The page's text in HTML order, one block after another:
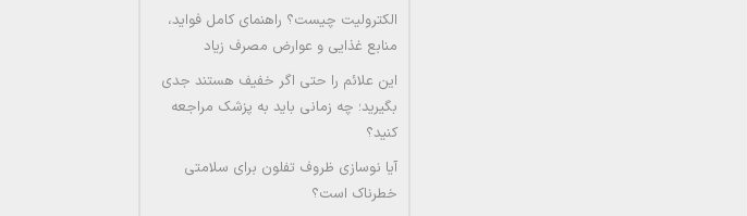
الکترولیت چیست؟ راهنمای کامل فواید،
منابع غذایی و عوارض مصرف زیاد
این علائم را حتی اگر خفیف هستند جدی
بگیرید؛ چه زمانی باید به پزشک مراجعه
کنید؟
آیا نوسازی ظروف تفلون برای سلامتی
خطرناک است؟